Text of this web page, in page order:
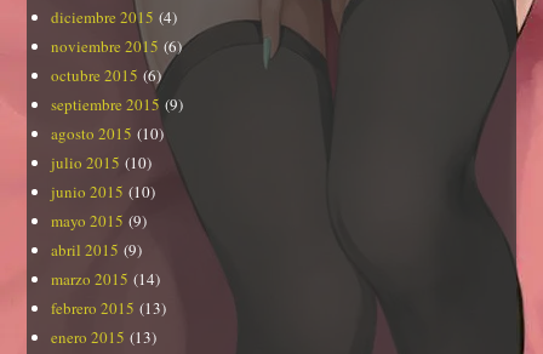
diciembre 2015 (4)
noviembre 2015 (6)
octubre 2015 (6)
septiembre 2015 (9)
agosto 2015 (10)
julio 2015 (10)
junio 2015 (10)
mayo 2015 (9)
abril 2015 (9)
marzo 2015 (14)
febrero 2015 (13)
enero 2015 (13)